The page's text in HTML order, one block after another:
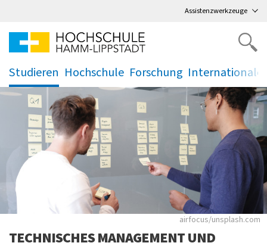
Assistenzwerkzeuge
Studieren
.
Hochschule
.
Forschung
. .
Zwei männliche
airfocus/unsplash.com
TECHNISCHES MANAGEMENT UND